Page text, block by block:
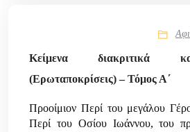
Κείμενα διακριτικά
(Ερωταποκρίσεις) – Τόμος Α΄
Προοίμιον Περί του μεγάλου
Περί του Οσίου Ιωάννου, του